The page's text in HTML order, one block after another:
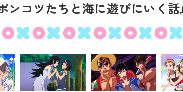
ンコツたちと海に遊びにいく話